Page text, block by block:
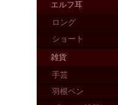
エルフ耳
ロング
ショート
雑貨
手芸
羽根ペン